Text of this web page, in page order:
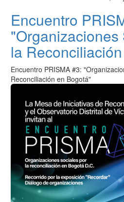
Encuentro
la
Encuentro PRISMA #3:
Reconciliación en Bogotá"